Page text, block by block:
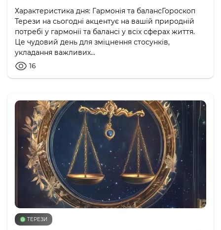
Характеристика дня: Гармонія та балансГороскоп
Терези на сьогодні акцентує на вашій природній
потребі у гармонії та балансі у всіх сферах життя.
Це чудовий день для зміцнення стосунків,
укладання важливих...
16
♎️ ТЕРЕЗИ